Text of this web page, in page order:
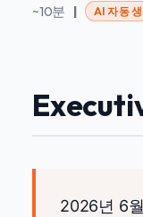
~10분 | AI 자동
2026년 6